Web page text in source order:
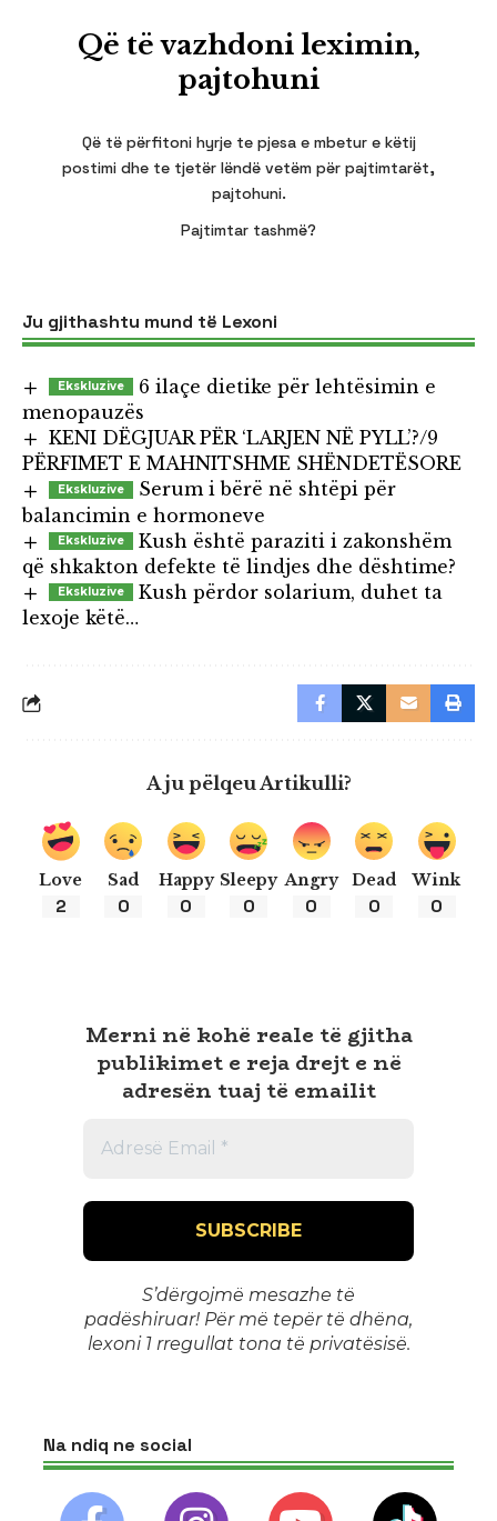
Që të vazhdoni leximin,
pajtohuni
Që të përfitoni hyrje te pjesa e mbetur e këtij
postimi dhe te tjetër lëndë vetëm për pajtimtarët,
pajtohuni.
Pajtimtar tashmë?
Ju gjithashtu mund të Lexoni
6 ilaçe dietike për lehtësimin e
menopauzës
KENI DËGJUAR PËR ‘LARJEN NË PYLL’?/9
PËRFIMET E MAHNITSHME SHËNDETËSORE
Serum i bërë në shtëpi për
balancimin e hormoneve
Kush është paraziti i zakonshëm
që shkakton defekte të lindjes dhe dështime?
Kush përdor solarium, duhet ta
lexoje këtë…
A ju pëlqeu Artikulli?
Love
2
Sad
0
Happy
0
Sleepy
0
Angry
0
Dead
0
Wink
0
Merni në kohë reale të gjitha
publikimet e reja drejt e në
adresën tuaj të emailit
S’dërgojmë mesazhe të
padëshiruar! Për më tepër të dhëna,
lexoni 1 rregullat tona të privatësisë.
Na ndiq ne social